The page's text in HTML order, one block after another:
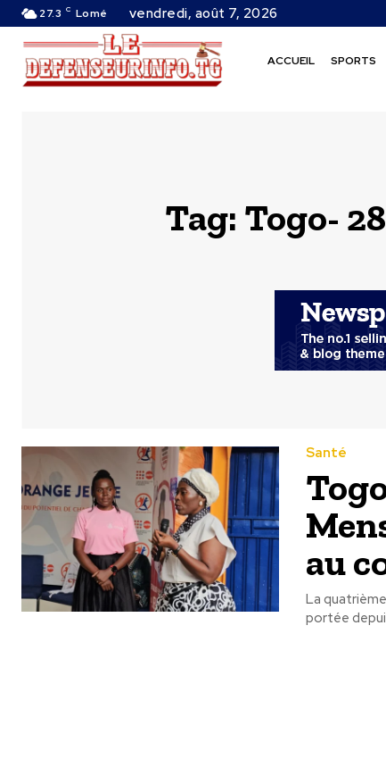
27.3 C Lomé vendredi, août 7, 2026
ACCUEIL SPORTS
Tag: Togo-
Santé
au
La
portée